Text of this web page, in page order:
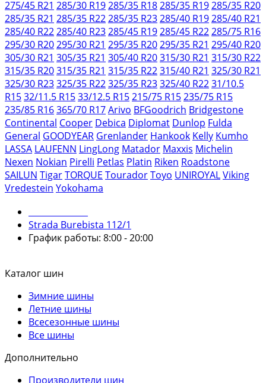
275/45 R21 285/30 R19285/35 R18285/35 R19285/35 R20
285/35 R21 285/35 R22285/35 R23285/40 R19285/40 R21
285/40 R22285/40 R23285/45 R19285/45 R22285/75 R16
295/30 R20295/30 R21 295/35 R20295/35 R21 295/40 R20
305/30 R21 305/35 R21 305/40 R20315/30 R21 315/30 R22
315/35 R20315/35 R21 315/35 R22315/40 R21 325/30 R21
325/30 R23325/35 R22325/35 R23325/40 R2231/10.5
R1532/11.5 R1533/12.5 R15215/75 R15235/75 R15
235/85 R16365/70 R17Arivo BFGoodrich Bridgestone
Continental Cooper Debica Diplomat Dunlop Fulda
General GOODYEAR Grenlander Hankook Kelly Kumho
LASSA LAUFENN LingLong Matador Maxxis Michelin
Nexen Nokian Pirelli Petlas Platin Riken Roadstone
SAILUN TigarTORQUE TouradorToyo UNIROYALViking
Vredestein Yokohama
Strada Burebista 112/1
График работы: 8:00 - 20:00
Каталог шин
Зимние шины
Летние шины
Всесезонные шины
Все шины
Дополнительно
Производители шин